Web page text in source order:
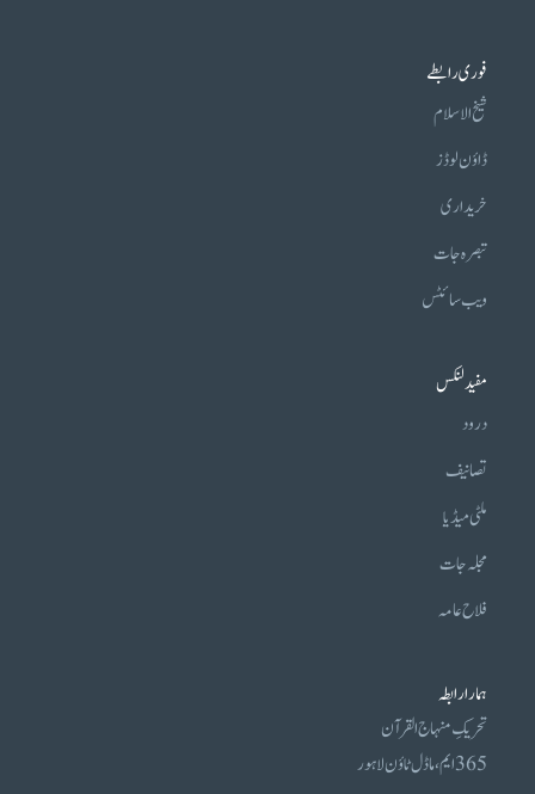
فوری رابطے
شیخ الاسلام
ڈاؤن لوڈز
خریداری
تبصرہ جات
ویب سائٹس
مفید لنکس
درود
تصانیف
ملٹی میڈیا
مجلہ جات
فلاح عامہ
ہمارا رابطہ
تحریکِ منہاج القرآن
365 ایم، ماڈل ٹاؤن لاہور